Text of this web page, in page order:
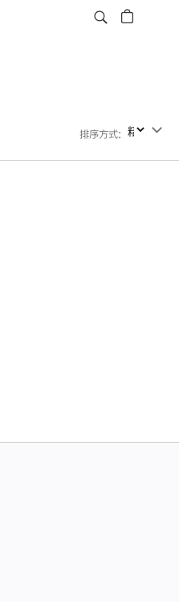
排序方式: 排序方式